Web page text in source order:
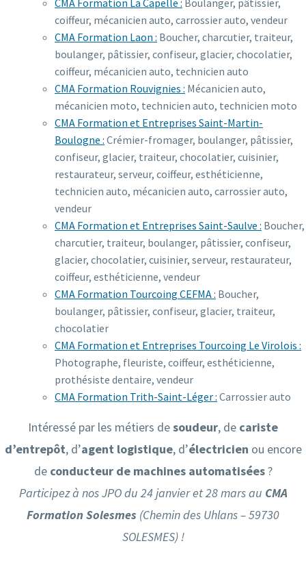
coiffeur, mécanicien auto, carrossier auto, vendeur
CMA Formation Laon : Boucher, charcutier, traiteur,
boulanger, pâtissier, confiseur, glacier, chocolatier,
coiffeur, mécanicien auto, technicien auto
CMA Formation Rouvignies : Mécanicien auto,
mécanicien moto, technicien auto, technicien moto
CMA Formation et Entreprises Saint-Martin-
Boulogne : Crémier-fromager, boulanger, pâtissier,
confiseur, glacier, traiteur, chocolatier, cuisinier,
restaurateur, serveur, coiffeur, esthéticienne,
technicien auto, mécanicien auto, carrossier auto,
vendeur
CMA Formation et Entreprises Saint-Saulve : Boucher,
charcutier, traiteur, boulanger, pâtissier, confiseur,
glacier, chocolatier, cuisinier, serveur, restaurateur,
coiffeur, esthéticienne, vendeur
CMA Formation Tourcoing CEFMA : Boucher,
boulanger, pâtissier, confiseur, glacier, traiteur,
chocolatier
CMA Formation et Entreprises Tourcoing Le Virolois :
Photographe, fleuriste, coiffeur, esthéticienne,
prothésiste dentaire, vendeur
CMA Formation Trith-Saint-Léger : Carrossier auto
Intéressé par les métiers desoudeur, de cariste
d’entrepôt, d’agent logistique, d’électricien ou encore
de conducteur de machines automatisées?
Participez à nos JPO du 24 janvier et 28 mars au CMA
Formation Solesmes (Chemin des Uhlans – 59730
SOLESMES) !